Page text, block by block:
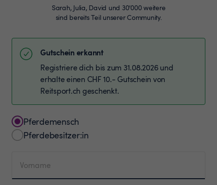
Sarah, Julia, David und 30’000 weitere
sind bereits Teil unserer Community.
Gutschein erkannt
Registriere dich bis zum 31.08.2026 und
erhalte einen CHF 10.- Gutschein von
Reitsport.ch geschenkt.
Pferdemensch
Pferdebesitzer:in
Vorname